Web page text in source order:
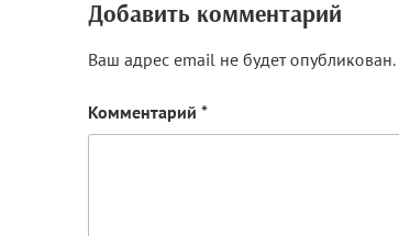
Добавить комментарий
Ваш адрес email не будет опубликован.
Комментарий *